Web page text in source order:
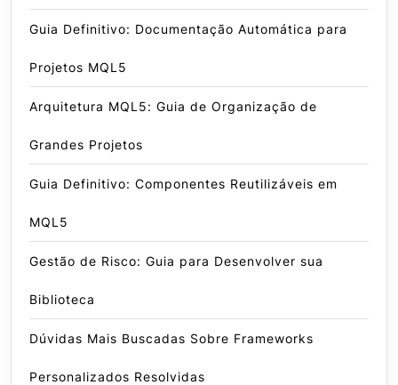
Guia Definitivo: Documentação Automática para
Projetos MQL5
Arquitetura MQL5: Guia de Organização de
Grandes Projetos
Guia Definitivo: Componentes Reutilizáveis em
MQL5
Gestão de Risco: Guia para Desenvolver sua
Biblioteca
Dúvidas Mais Buscadas Sobre Frameworks
Personalizados Resolvidas